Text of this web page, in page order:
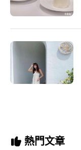
熱門文章